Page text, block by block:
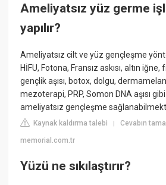
Ameliyatsız yüz germe
yapılır?
Ameliyatsız cilt ve yüz gençleşme
HİFU, Fotona, Fransız askısı, altın
gençlik aşısı, botox, dolgu,
mezoterapi, PRP, Somon DNA aşısı
ameliyatsız gençleşme
Kaynak kaldırma talebi |Cevabın
memorial.com.tr
Yüzü ne sıkılaştırır?